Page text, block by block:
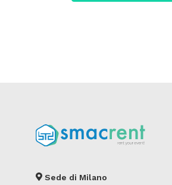
Sede di Milano